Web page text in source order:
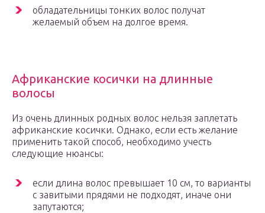
обладательницы тонких волос получат
желаемый объем на долгое время.
Африканские косички на длинные
волосы
Из очень длинных родных волос нельзя заплетать
африканские косички. Однако, если есть желание
применить такой способ, необходимо учесть
следующие нюансы:
если длина волос превышает 10 см, то варианты
с завитыми прядями не подходят, иначе они
запутаются;